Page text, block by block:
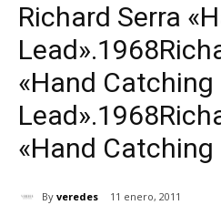
Richard Serra
Lead».1968
«Hand Catching
Lead».1968
«Hand Catching
By veredes 11 enero, 2011